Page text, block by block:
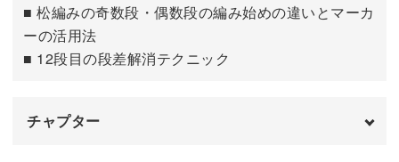
■ 松編みの奇数段・偶数段の編み始めの違いとマーカ
ーの活用法
■ 12段目の段差解消テクニック
チャプター